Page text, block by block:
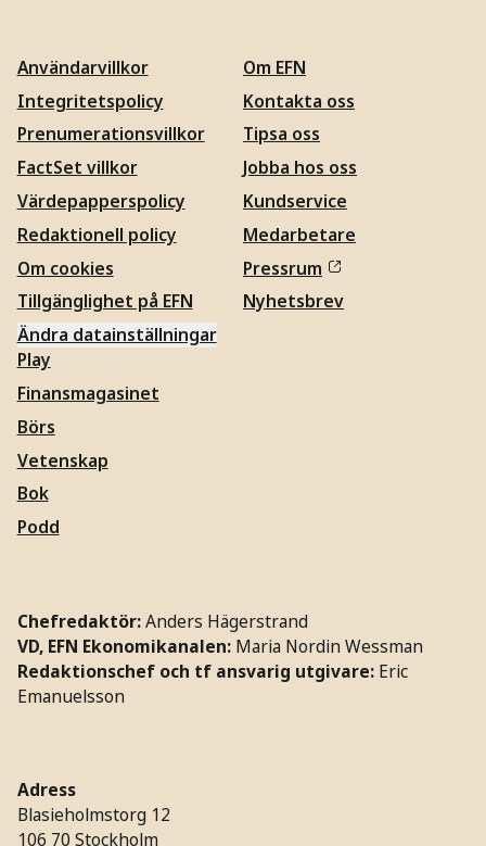
Användarvillkor
Integritetspolicy
Prenumerationsvillkor
FactSet villkor
Värdepapperspolicy
Redaktionell policy
Om cookies
Tillgänglighet på EFN
Ändra datainställningar
Om EFN
Kontakta oss
Tipsa oss
Jobba hos oss
Kundservice
Medarbetare
Pressrum
Nyhetsbrev
Play
Finansmagasinet
Börs
Vetenskap
Bok
Podd
Chefredaktör:Anders Hägerstrand
VD, EFN Ekonomikanalen: Maria Nordin Wessman
Redaktionschef och tf ansvarig utgivare: Eric
Emanuelsson
Adress
Blasieholmstorg 12
106 70 Stockholm